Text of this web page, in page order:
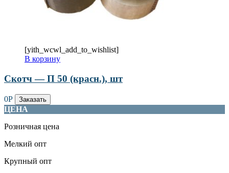
[yith_wcwl_add_to_wishlist]
В корзину
Скотч — П 50 (красн.), шт
0Р Заказать
ЦЕНА
Розничная цена
Мелкий опт
Крупный опт